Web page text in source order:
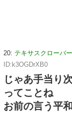
20: テキサスクローバ
ID:k3OGDrXB0
じゃあ手当り
ってことね
お前の言う平